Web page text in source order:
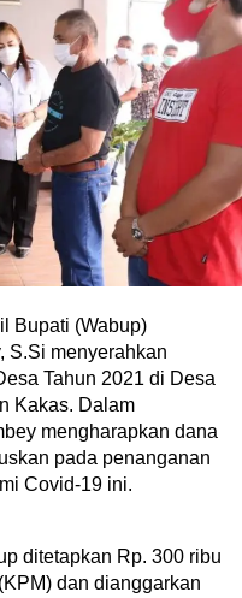
Bupati (Wabup)
S.Si menyerahkan
Tahun 2021 di Desa
Kakas. Dalam
mengharapkan dana
pada penanganan
Covid-19 ini.
ditetapkan Rp. 300 ribu
dan dianggarkan